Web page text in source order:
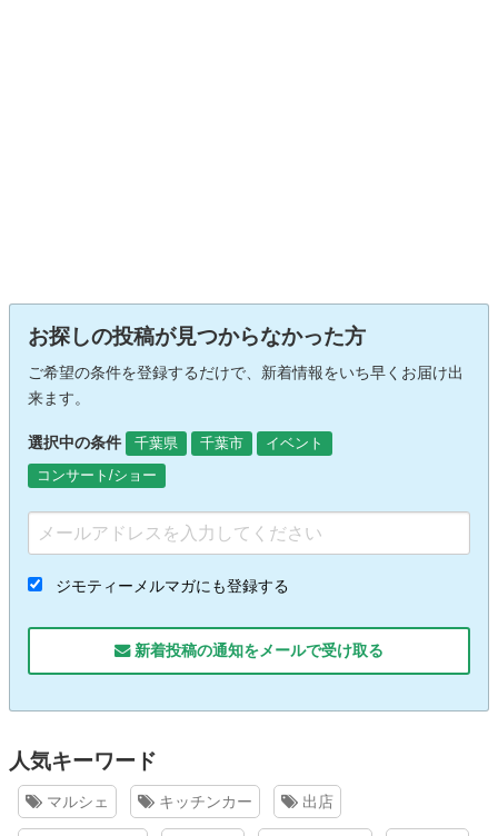
お探しの投稿が見つからなかった方
ご希望の条件を登録するだけで、新着情報をいち早くお届け出
来ます。
選択中の条件 千葉県 千葉市
イベント
コンサート/ショー
ジモティーメルマガにも登録する
新着投稿の通知をメールで受け取る
人気キーワード
マルシェ キッチンカー 出店